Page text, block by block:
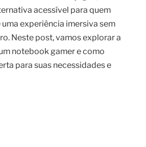
acessível para quem
experiência imersiva sem
Neste post, vamos explorar a
notebook gamer e como
para suas necessidades e